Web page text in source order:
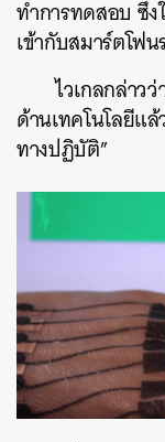
ทำการทดสอบ ซึ่
เข้ากับสมาร์ตโฟ
ไวเกลกล่าว
ด้านเทคโนโลยีแ
ทางปฏิบัติ”